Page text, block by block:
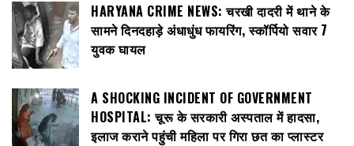
HARYANA CRIME NEWS: चरखी दादरी में थाने के
सामने दिनदहाड़े अंधाधुंध फायरिंग, स्कॉर्पियो सवार 7
युवक घायल
A SHOCKING INCIDENT OF GOVERNMENT
HOSPITAL: चूरू के सरकारी अस्पताल में हादसा,
इलाज कराने पहुंची महिला पर गिरा छत का प्लास्टर